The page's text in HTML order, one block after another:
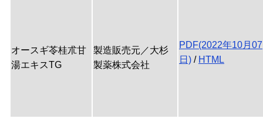
オースギ苓桂朮甘
湯エキスTG
製造販売元／大杉
製薬株式会社
PDF(2022年10月07
日) / HTML